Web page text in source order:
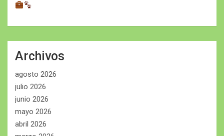
Archivos
agosto 2026
julio 2026
junio 2026
mayo 2026
abril 2026